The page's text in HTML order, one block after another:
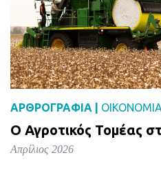
ΑΡΘΡΟΓΡΑΦΙΑ | ΟΙΚΟΝΟΜΙΑ
Ο Αγροτικός Τομέας
Απρίλιος 2026